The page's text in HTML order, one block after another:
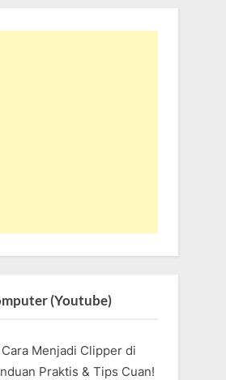
(Youtube)
Menjadi Clipper di
Praktis & Tips Cuan!